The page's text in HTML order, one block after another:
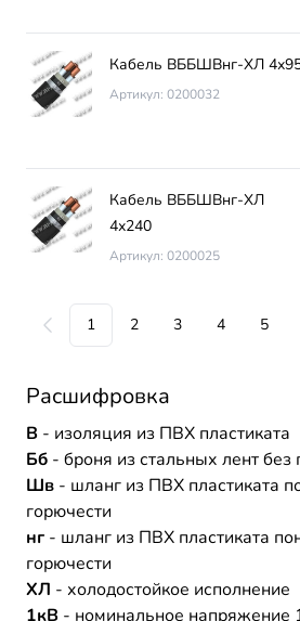
Кабель ВББШВнг-ХЛ
Артикул: 0200032
Кабель ВББШВнг-ХЛ
4х240
Артикул: 0200025
1 2 3 4 5
Расшифровка
В - изоляция из ПВХ пластиката
Бб - броня из стальных лент без
Шв - шланг из ПВХ пластиката
горючести
нг - шланг из ПВХ пластиката
горючести
ХЛ - холодостойкое исполнение
1кВ - номинальное напряжение